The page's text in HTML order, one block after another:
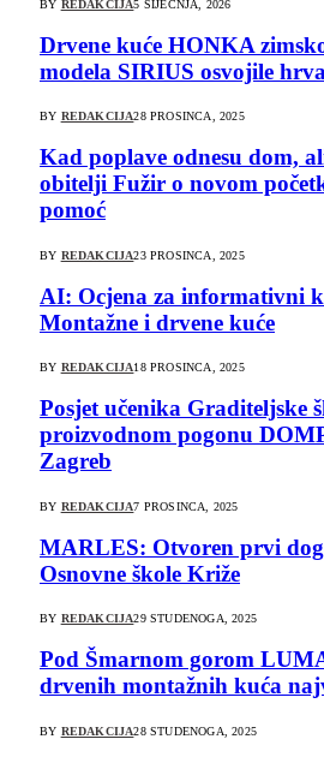
BY REDAKCIJA5 SIJEČNJA, 2026
Drvene kuće HONKA
modela SIRIUS osvojile
BY REDAKCIJA28 PROSINCA, 2025
Kad poplave odnesu dom,
obitelji Fužir o novom
pomoć
BY REDAKCIJA23 PROSINCA, 2025
AI: Ocjena za informativni
Montažne i drvene kuće
BY REDAKCIJA18 PROSINCA, 2025
Posjet učenika Graditeljske
proizvodnom pogonu
Zagreb
BY REDAKCIJA7 PROSINCA, 2025
MARLES: Otvoren prvi
Osnovne škole Križe
BY REDAKCIJA29 STUDENOGA, 2025
Pod Šmarnom gorom
drvenih montažnih kuća
BY REDAKCIJA28 STUDENOGA, 2025